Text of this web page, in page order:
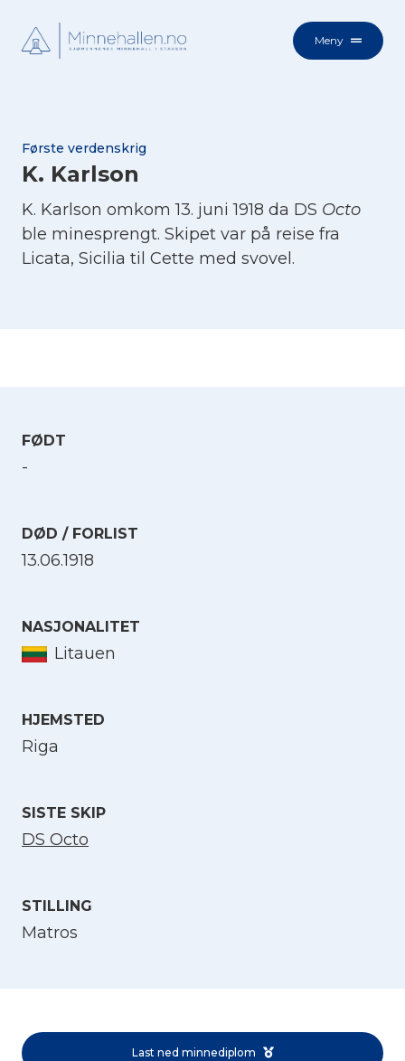
Meny
Første verdenskrig
K. Karlson
K. Karlson omkom 13. juni 1918 da DS Octo
ble minesprengt. Skipet var på reise fra
Licata, Sicilia til Cette med svovel.
FØDT
-
DØD / FORLIST
13.06.1918
NASJONALITET
Litauen
HJEMSTED
Riga
SISTE SKIP
DS Octo
STILLING
Matros
Last ned minnediplom